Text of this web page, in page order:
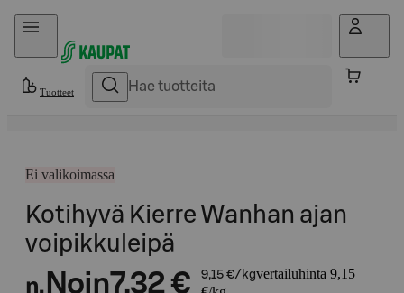
Hyppää sisältöön
Tuotteet
Ei valikoimassa
Kotihyvä Kierre Wanhan ajan
voipikkuleipä
n. Noin7,32 € 9,15 €/kgvertailuhinta 9,15